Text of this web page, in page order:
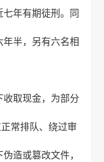
年有期徒刑。同
半，另有六名相
取现金，为部分
常排队、绕过审
造或篡改文件，